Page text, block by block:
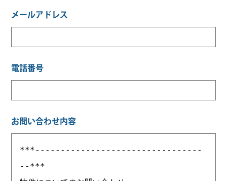
メールアドレス
電話番号
お問い合わせ内容